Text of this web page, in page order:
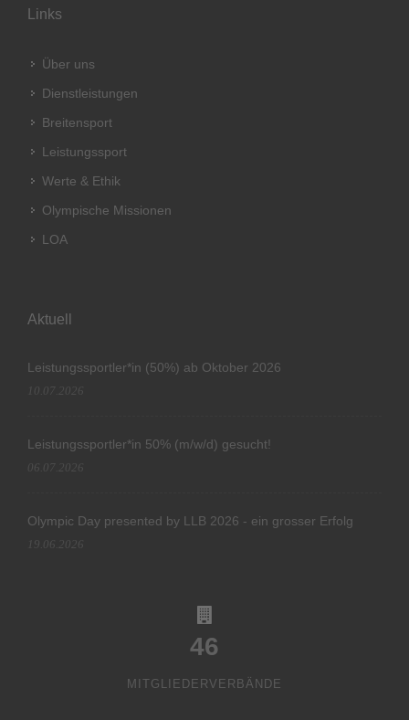
Links
Über uns
Dienstleistungen
Breitensport
Leistungssport
Werte & Ethik
Olympische Missionen
LOA
Aktuell
Leistungssportler*in (50%) ab Oktober 2026
10.07.2026
Leistungssportler*in 50% (m/w/d) gesucht!
06.07.2026
Olympic Day presented by LLB 2026 - ein grosser Erfolg
19.06.2026
46
MITGLIEDERVERBÄNDE